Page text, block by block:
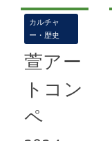
八十二銀行
は地方創生に
取り組む企業
の地域貢献を
応援する「地
Ｇｓ応援私募
カルチャ
ー・歴史
萱アー
トコン
ペ